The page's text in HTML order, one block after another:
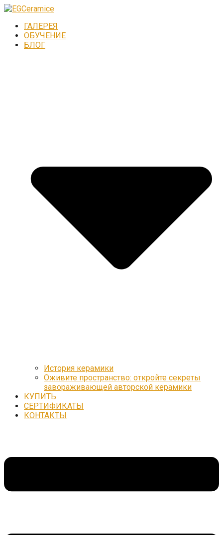
ГАЛЕРЕЯ
ОБУЧЕНИЕ
БЛОГ
История керамики
Оживите пространство: откройте секреты
завораживающей авторской керамики
КУПИТЬ
СЕРТИФИКАТЫ
КОНТАКТЫ